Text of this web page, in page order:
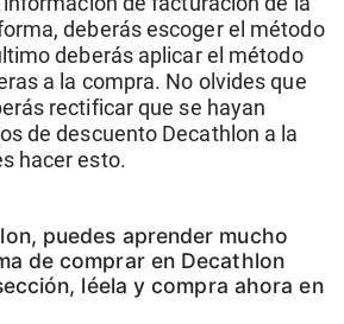
deberás escoger el método
deberás aplicar el método
a la compra. No olvides que
rectificar que se hayan
de descuento Decathlon a la
hacer esto.
puedes aprender mucho
de comprar en Decathlon
léela y compra ahora en